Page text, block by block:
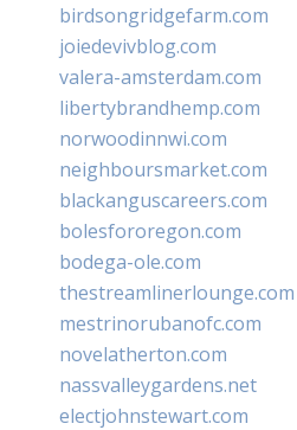
birdsongridgefarm.com
joiedevivblog.com
valera-amsterdam.com
libertybrandhemp.com
norwoodinnwi.com
neighboursmarket.com
blackanguscareers.com
bolesfororegon.com
bodega-ole.com
thestreamlinerlounge.com
mestrinorubanofc.com
novelatherton.com
nassvalleygardens.net
electjohnstewart.com